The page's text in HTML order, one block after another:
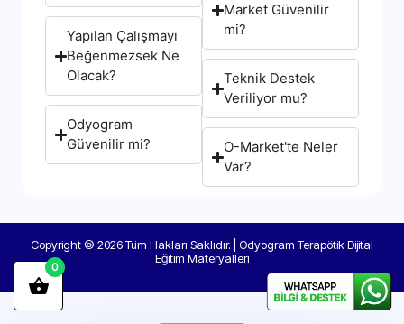
Yapılan Çalışmayı
Beğenmezsek Ne
Olacak?
Odyogram
Güvenilir mi?
Market Güvenilir
mi?
Teknik Destek
Veriliyor mu?
O-Market'te Neler
Var?
Copyright © 2026 Tüm Hakları Saklıdır. | Odyogram Terapötik Dijital
Eğitim Materyalleri
0